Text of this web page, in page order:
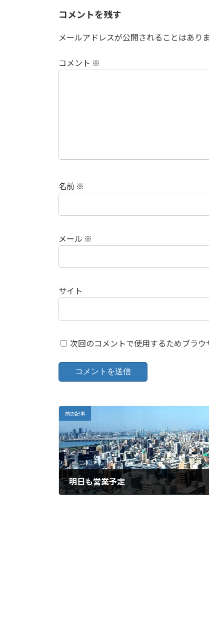
コメントを残す
メールアドレスが公開されることはありま
コメント ※
名前 ※
メール ※
サイト
次回のコメントで使用するためブラ
前の記事
明日も営業予定